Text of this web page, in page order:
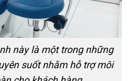
này là một trong những
suốt nhằm hỗ trợ môi